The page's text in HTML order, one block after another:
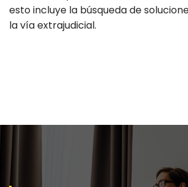
esto incluye la búsqueda de
la vía extrajudicial.